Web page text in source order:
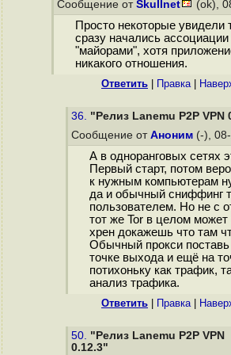
Сообщение от Skullnet (ok),
Просто некоторые увидели
сразу начались
"майорами", хотя
никакого отношения.
Ответить Правка|
36. "Релиз Lanemu P2P VPN
Сообщение от Аноним (-),
А в одноранговых сетях
Первый старт, потом
к нужным компьютерам
да и обычный сниффинг
пользователем. Но не с
тот же Tor в целом может
хрен докажешь что там
Обычный прокси
точке выхода и ещё на
потихоньку как трафик,
анализ трафика.
Ответить Правка|
50. "Релиз Lanemu P2P VPN
0.12.3"